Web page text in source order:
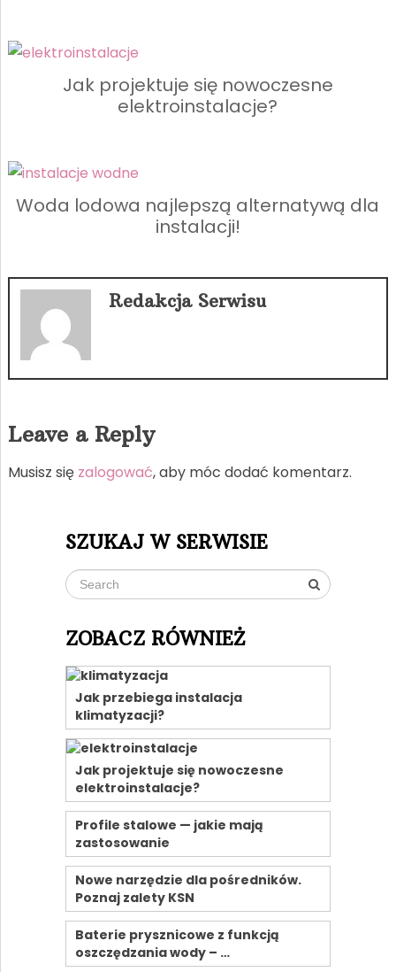
Jak projektuje się nowoczesne
elektroinstalacje?
Woda lodowa najlepszą alternatywą dla
instalacji!
Redakcja Serwisu
Leave a Reply
Musisz się zalogować, aby móc dodać komentarz.
SZUKAJ W SERWISIE
ZOBACZ RÓWNIEŻ
Jak przebiega instalacja
klimatyzacji?
Jak projektuje się nowoczesne
elektroinstalacje?
Profile stalowe — jakie mają
zastosowanie
Nowe narzędzie dla pośredników.
Poznaj zalety KSN
Baterie prysznicowe z funkcją
oszczędzania wody – …